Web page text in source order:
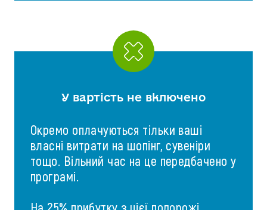
У вартість не включено
Окремо оплачуються тільки ваші
власні витрати на шопінг, сувеніри
тощо. Вільний час на це передбачено у
програмі.